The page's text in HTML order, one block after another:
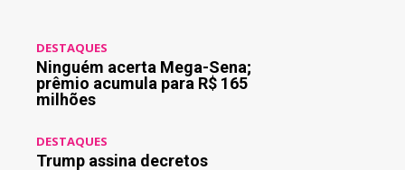
DESTAQUES
Ninguém acerta Mega-Sena;
prêmio acumula para R$ 165
milhões
DESTAQUES
Trump assina decretos